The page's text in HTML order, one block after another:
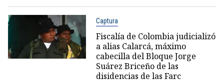
Captura
Fiscalía de Colombia judicializó
a alias Calarcá, máximo
cabecilla del Bloque Jorge
Suárez Briceño de las
disidencias de las Farc